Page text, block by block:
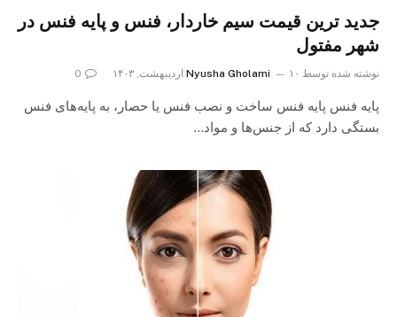
جدید ترین قیمت سیم خاردار، فنس و پایه فنس در
شهر مفتول
نوشته شده توسط Nyusha Gholami ۱۰ اردیبهشت, ۱۴۰۳ 0
پایه فنس پایه فنس ساخت و نصب فنس یا حصار، به پایه‌های فنس
بستگی دارد که از جنس‌ها و مواد…